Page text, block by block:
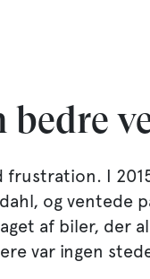
bedre
frustration. I
og ventede
af biler, der
var ingen